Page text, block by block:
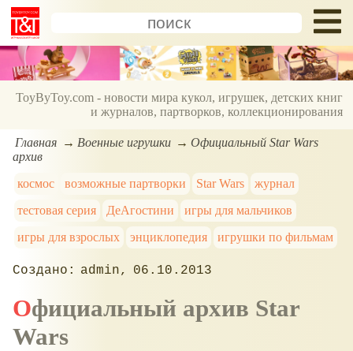
ToyByToy.com - новости мира кукол, игрушек, детских книг
и журналов, партворков, коллекционирования
Главная Военные игрушки
Официальный Star Wars
архив
космос
возможные партворки Star Wars
журнал
тестовая серия
ДеАгостини
игры для мальчиков
игры для взрослых
энциклопедия игрушки по фильмам
admin 06.10.2013
Официальный архив Star
Wars